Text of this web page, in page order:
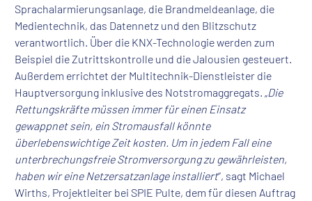
Sprachalarmierungsanlage, die Brandmeldeanlage, die
Medientechnik, das Datennetz und den Blitzschutz
verantwortlich. Über die KNX-Technologie werden zum
Beispiel die Zutrittskontrolle und die Jalousien gesteuert.
Außerdem errichtet der Multitechnik-Dienstleister die
Hauptversorgung inklusive des Notstromaggregats. „Die
Rettungskräfte müssen immer für einen Einsatz
gewappnet sein, ein Stromausfall könnte
überlebenswichtige Zeit kosten. Um in jedem Fall eine
unterbrechungsfreie Stromversorgung zu gewährleisten,
haben wir eine Netzersatzanlage installiert“, sagt Michael
Wirths, Projektleiter bei SPIE Pulte, dem für diesen Auftrag